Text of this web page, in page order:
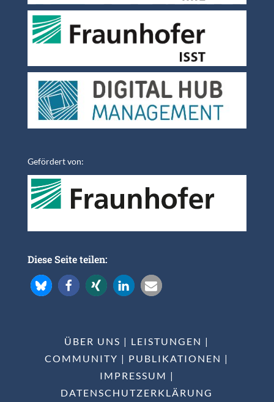
Gefördert von:
Diese Seite teilen:
ÜBER UNS | LEISTUNGEN |
COMMUNITY | PUBLIKATIONEN |
IMPRESSUM |
DATENSCHUTZERKLÄRUNG